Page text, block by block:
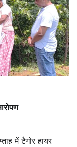
में टैगोर हायर